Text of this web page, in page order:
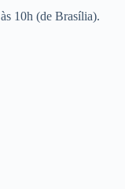
10h (de Brasília).